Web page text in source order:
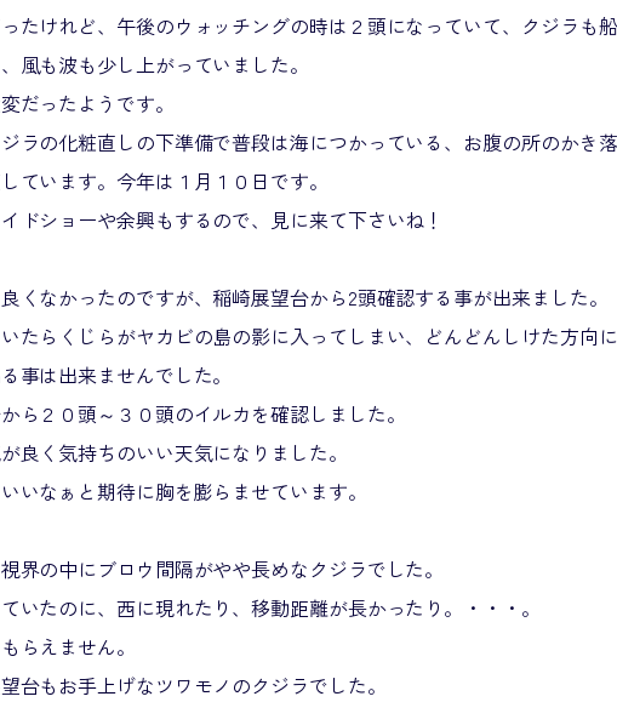
たけれど、午後のウォッチングの時は２頭になっていて、クジラも
風も波も少し上がっていました。
だったようです。
ラの化粧直しの下準備で普段は海につかっている、お腹の所のかき
ています。今年は１月１０日です。
ドショーや余興もするので、見に来て下さいね！
くなかったのですが、稲崎展望台から2頭確認する事が出来ました。
たらくじらがヤカビの島の影に入ってしまい、どんどんしけた方向
事は出来ませんでした。
ら２０頭～３０頭のイルカを確認しました。
良く気持ちのいい天気になりました。
いなぁと期待に胸を膨らませています。
界の中にブロウ間隔がやや長めなクジラでした。
いたのに、西に現れたり、移動距離が長かったり。・・・。
らえません。
台もお手上げなツワモノのクジラでした。